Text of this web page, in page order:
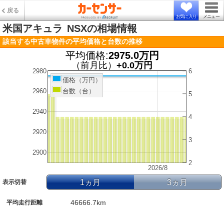
戻る
お気に入り メニュー
米国アキュラ NSXの相場情報
該当する中古車物件の平均価格と台数の推移
平均価格:2975.0万円
（前月比） +0.0万円
2026/8
2900
2920
2940
2960
2980
2
3
4
5
6
価格（万円）
台数（台）
表示切替 1ヵ月 3ヵ月
平均走行距離 46666.7km